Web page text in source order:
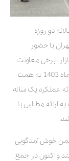
دو روزه
با حضور
برخی معاونت
ها و مدیران ذیربط در روزهای 16 و 17 اردیبهشت ماه 1403 به همت
عملکرد یک ساله
ارائه مطالبی با
ضمن خوش آمدگویی
و اکنون در جمع